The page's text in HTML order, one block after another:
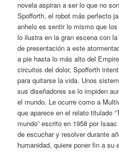
novela aspiran a ser lo que no
Spofforth, el robot más perfecto
anhelo es sentir lo mismo que
lo ilustra en la gran escena con
de presentación a este
a pie hasta lo más alto del
circuitos del dolor, Spofforth
para quitarse la vida. Unos
sus diseñadores se lo impiden
el mundo. Le ocurre como a
que aparece en el relato titulado
mundo” escrito en 1958 por
de escuchar y resolver durante
humanidad, quiere poner fin a su